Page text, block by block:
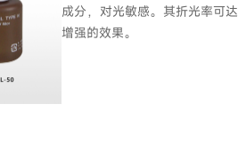
成分，对光敏感。其折光率可
增强的效果。